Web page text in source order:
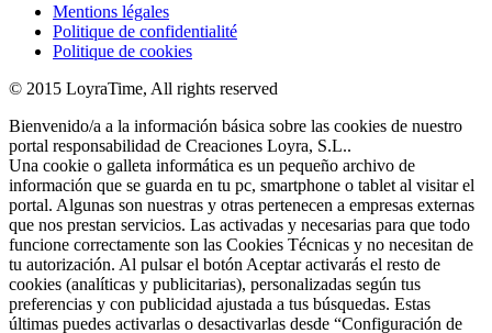
Mentions légales
Politique de confidentialité
Politique de cookies
© 2015 LoyraTime, All rights reserved
Bienvenido/a a la información básica sobre las cookies de nuestro
portal responsabilidad de Creaciones Loyra, S.L..
Una cookie o galleta informática es un pequeño archivo de
información que se guarda en tu pc, smartphone o tablet al visitar el
portal. Algunas son nuestras y otras pertenecen a empresas externas
que nos prestan servicios. Las activadas y necesarias para que todo
funcione correctamente son las Cookies Técnicas y no necesitan de
tu autorización. Al pulsar el botón Aceptar activarás el resto de
cookies (analíticas y publicitarias), personalizadas según tus
preferencias y con publicidad ajustada a tus búsquedas. Estas
últimas puedes activarlas o desactivarlas desde “Configuración de